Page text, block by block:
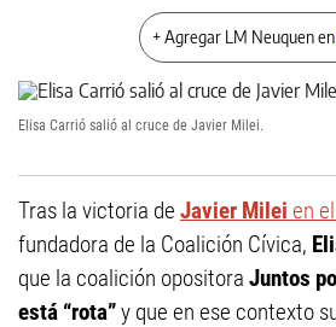
+ Agregar LM Neuquen en
Elisa Carrió salió al cruce de Javier Milei.
Tras la victoria de Javier Milei en
fundadora de la Coalición Cívica,
que la coalición opositora Juntos
está “rota”y que en ese contexto